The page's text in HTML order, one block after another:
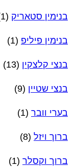
בנימין סטאריק (1)
בנימין פיליפ (1)
בנצי קלצקין (13)
בנצי שטיין (9)
בערי וובר (1)
ברוך ויזל (8)
ברוך וקסלר (1)